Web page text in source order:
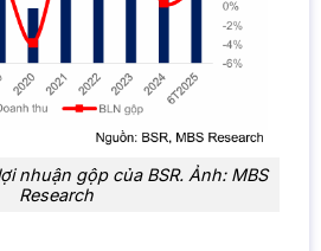
nhuận gộp của BSR. Ảnh: MBS
Research